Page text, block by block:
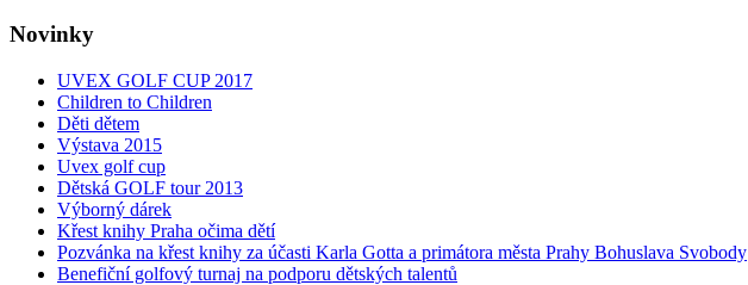
Novinky
UVEX GOLF CUP 2017
Children to Children
Děti dětem
Výstava 2015
Uvex golf cup
Dětská GOLF tour 2013
Výborný dárek
Křest knihy Praha očima dětí
Pozvánka na křest knihy za účasti Karla Gotta a primátora města Prahy Bohuslava Svobody
Benefiční golfový turnaj na podporu dětských talentů